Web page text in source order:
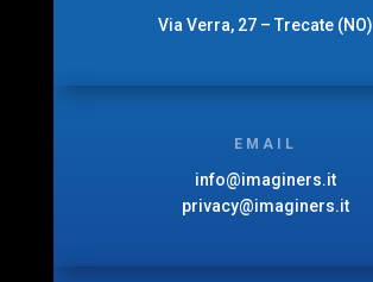
Via Verra, 27 – Trecate (NO)
EMAIL
info@imaginers.it
privacy@imaginers.it